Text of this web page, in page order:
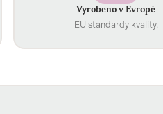
Vyrobeno v Evropě
EU standardy kvality.